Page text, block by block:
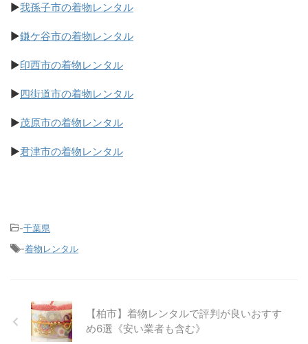
▶我孫子市の着物レンタル
▶鎌ケ谷市の着物レンタル
▶印西市の着物レンタル
▶四街道市の着物レンタル
▶茂原市の着物レンタル
▶君津市の着物レンタル
-千葉県
-着物レンタル
【柏市】着物レンタルで評判が良いおすす
め6選《安い業者も含む》